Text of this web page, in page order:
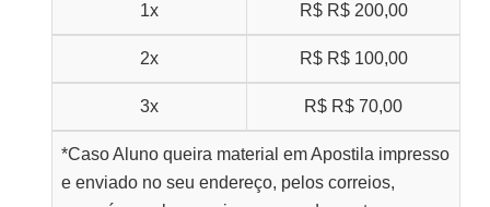
1x R$ R$ 200,00
2x R$ R$ 100,00
3x R$ R$ 70,00
*Caso Aluno queira material em Apostila impresso
e enviado no seu endereço, pelos correios,